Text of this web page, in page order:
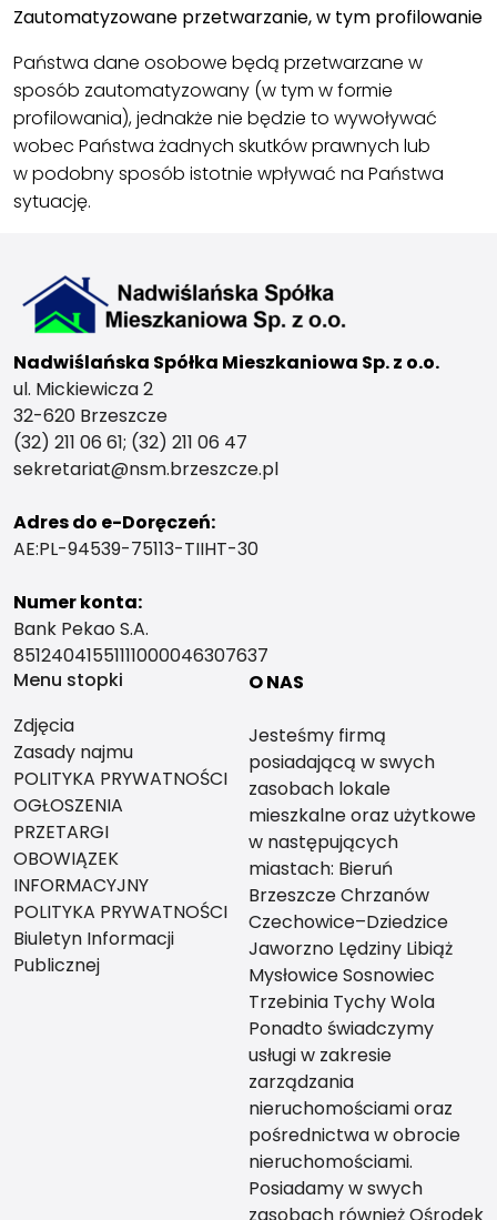
Zautomatyzowane przetwarzanie, w tym profilowanie
Państwa dane osobowe będą przetwarzane w
sposób zautomatyzowany (w tym w formie
profilowania), jednakże nie będzie to wywoływać
wobec Państwa żadnych skutków prawnych lub
w podobny sposób istotnie wpływać na Państwa
sytuację.
Nadwiślańska Spółka Mieszkaniowa Sp. z o.o.
ul. Mickiewicza 2
32-620 Brzeszcze
(32) 211 06 61; (32) 211 06 47
sekretariat@nsm.brzeszcze.pl
Adres do e-Doręczeń:
AE:PL-94539-75113-TIIHT-30
Numer konta:
Bank Pekao S.A.
85124041551111000046307637
Menu stopki
Zdjęcia
Zasady najmu
POLITYKA PRYWATNOŚCI
OGŁOSZENIA
PRZETARGI
OBOWIĄZEK
INFORMACYJNY
POLITYKA PRYWATNOŚCI
Biuletyn Informacji
Publicznej
O NAS
Jesteśmy firmą
posiadającą w swych
zasobach lokale
mieszkalne oraz użytkowe
w następujących
miastach: Bieruń
Brzeszcze Chrzanów
Czechowice–Dziedzice
Jaworzno Lędziny Libiąż
Mysłowice Sosnowiec
Trzebinia Tychy Wola
Ponadto świadczymy
usługi w zakresie
zarządzania
nieruchomościami oraz
pośrednictwa w obrocie
nieruchomościami.
Posiadamy w swych